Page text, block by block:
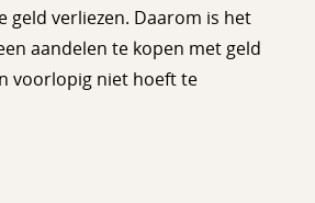
geld verliezen. Daarom is het
aandelen te kopen met geld
voorlopig niet hoeft te